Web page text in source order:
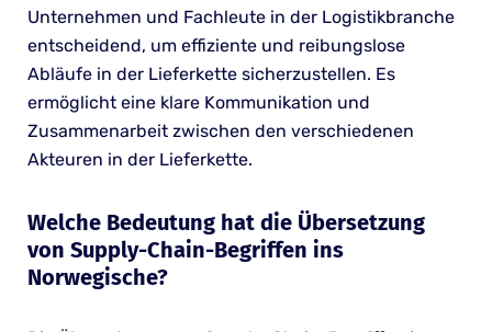
Unternehmen und Fachleute in der Logistikbranche
entscheidend, um effiziente und reibungslose
Abläufe in der Lieferkette sicherzustellen. Es
ermöglicht eine klare Kommunikation und
Zusammenarbeit zwischen den verschiedenen
Akteuren in der Lieferkette.
Welche Bedeutung hat die Übersetzung
von Supply-Chain-Begriffen ins
Norwegische?